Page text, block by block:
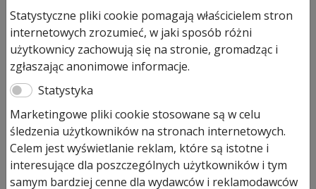
Produkt dostępny na zamówienie
ilość
Drzwi
pokojowe
Hormann
z
przylgą
Dodaj do koszyka
Drzwi pokojowe Hormann BaseLine
– wersja z przylgą
Drzwi pokojowe Hormann BaseLine to wysoka jakość i
sprawdzona marka.
Otrzymujemy kompletny zestaw drzwiowy.
Statystyczne pliki cookie pomagają właścicielem stron
internetowych zrozumieć, w jaki sposób różni
użytkownicy zachowują się na stronie, gromadząc i
zgłaszając anonimowe informacje.
Statystyka
Marketingowe pliki cookie stosowane są w celu
śledzenia użytkowników na stronach internetowych.
Celem jest wyświetlanie reklam, które są istotne i
interesujące dla poszczególnych użytkowników i tym
samym bardziej cenne dla wydawców i reklamodawców